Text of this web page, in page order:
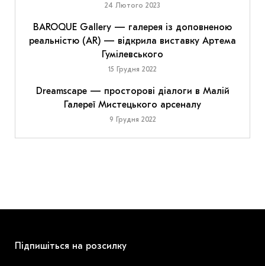
24 Лютого 2023
BAROQUE Gallery — галерея із доповненою
реальністю (AR) — відкрила виставку Артема
Гумілевського
15 Грудня 2022
Dreamscape — просторові діалоги в Малій
Галереї Мистецького арсеналу
9 Грудня 2022
Підпишіться на розсилку